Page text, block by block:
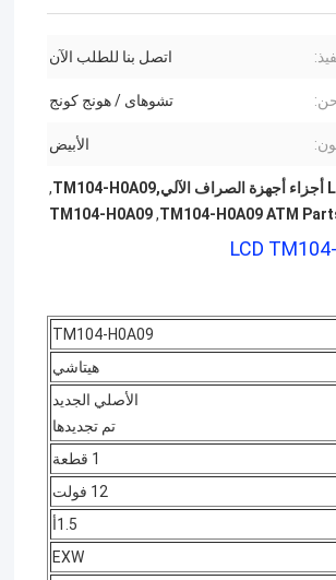
اتصل بنا للطلب الآن
تشوهاى / هونج كونج
الأبيض
,
TM104-H0A09 ATM
,
TM104-H0A09
TM104-H0A09
هيتاشي
الأصلي الجديد
تم تجديدها
1 قطعة
12 فولت
1.5أ
EXW